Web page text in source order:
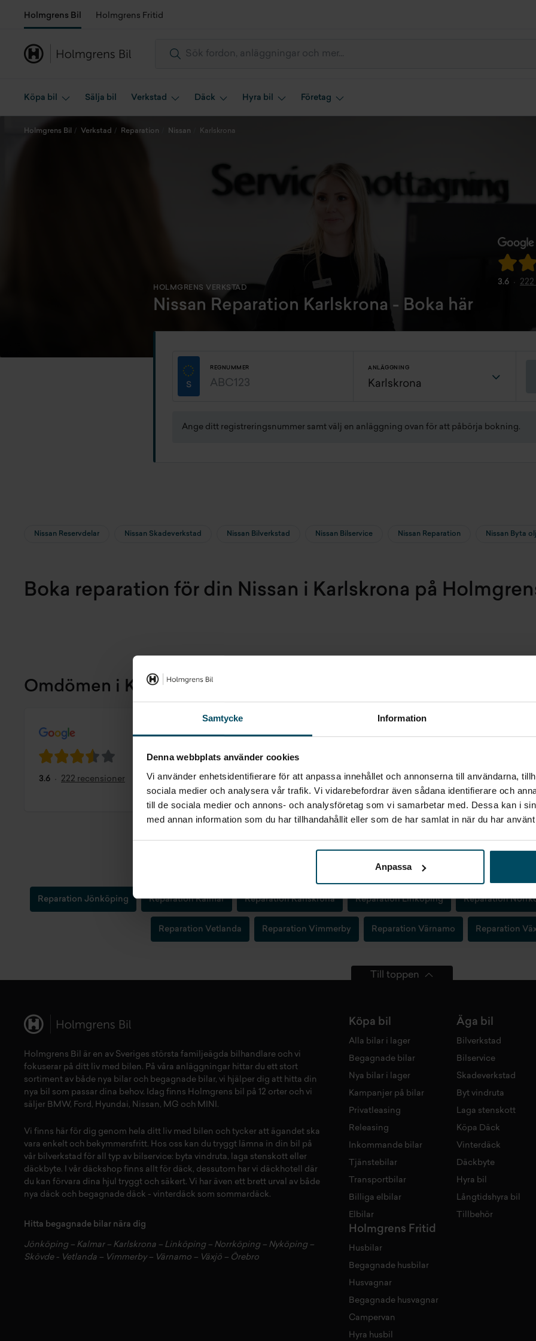
Samtycke Information
Denna webbplats använder cookies
Vi använder enhetsidentifierare för att anpassa innehållet och annonserna till användarna,
sociala medier och analysera vår trafik. Vi vidarebefordrar även sådana identifierare och
till de sociala medier och annons- och analysföretag som vi samarbetar med. Dessa kan i
med annan information som du har tillhandahållit eller som de har samlat in när du har
Anpassa
Holmgrens Bil Holmgrens Fritid
Köpa bil Sälja bil Verkstad Däck Hyra bil Företag
Holmgrens Bil Verkstad Reparation Nissan Karlskrona
HOLMGRENS VERKSTAD
Nissan Reparation Karlskrona - Boka här
3.6
REGNUMMER ANLÄGGNING
Ange ditt registreringsnummer samt välj en anläggning ovan för att påbörja bokning.
Nissan Reservdelar Nissan Skadeverkstad Nissan Bilverkstad Nissan Bilservice Nissan Reparation Nissan Byta
Boka reparation för din Nissan i Karlskrona på
Omdömen i Karlskrona
3.6 222 recensioner
experience of the works
Bernt Gunnarson Ronneby Bilvård
Reparation Jönköping Reparation Kalmar Reparation Karlskrona Reparation Linköping Reparation
Reparation Vetlanda Reparation Vimmerby Reparation Värnamo Reparation
Till toppen
Holmgrens Bil är en av Sveriges största familjeägda bilhandlare och vi
fokuserar på ditt liv med bilen. På våra anläggningar hittar du ett stort
sortiment av både nya bilar och begagnade bilar, vi hjälper dig att hitta din
nya bil som passar dina behov. Idag finns Holmgrens bil på 12 orter och vi
säljer BMW, Ford, Hyundai, Nissan , MG och MINI.
Vi finns här för dig genom hela ditt liv med bilen och tycker att ägandet ska
vara enkelt och bekymmersfritt. Hos oss kan du tryggt lämna in din bil på
vår bilverkstad för all typ av bilservice: byta vindruta, laga stenskott eller
däckbyte. I vår däckshop finns allt för däck, dessutom har vi däckhotell där
du kan förvara dina hjul tryggt och säkert. Vi har även ett brett urval av både
nya däck och begagnade däck - vinterdäck som sommardäck.
Hitta begagnade bilar nära dig
Jönköping– Kalmar – Karlskrona – Linköping– Norrköping– Nyköping–
Skövde- Vetlanda – Vimmerby– Värnamo – Växjö – Örebro
Köpa bil
Alla bilar i lager
Begagnade bilar
Nya bilar i lager
Kampanjer på bilar
Privatleasing
Releasing
Inkommande bilar
Tjänstebilar
Transportbilar
Billiga elbilar
Elbilar
Äga bil
Bilverkstad
Bilservice
Skadeverkstad
Byt vindruta
Laga stenskott
Köpa Däck
Vinterdäck
Däckbyte
Hyra bil
Långtidshyra bil
Tillbehör
Holmgrens Fritid
Husbilar
Begagnade husbilar
Husvagnar
Begagnade husvagnar
Campervan
Hyra husbil